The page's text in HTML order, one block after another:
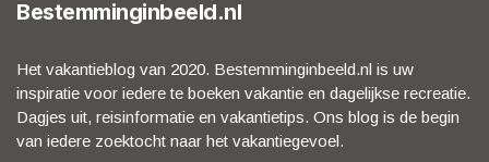
Bestemminginbeeld.nl
Het vakantieblog van 2020. Bestemminginbeeld.nl is uw
inspiratie voor iedere te boeken vakantie en dagelijkse recreatie.
Dagjes uit, reisinformatie en vakantietips. Ons blog is de begin
van iedere zoektocht naar het vakantiegevoel.